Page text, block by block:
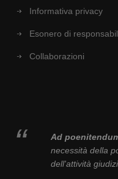
Informativa privacy
Esonero di
Collaborazioni
Ad
necessità della
dell'attività